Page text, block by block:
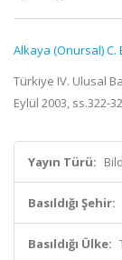
Alkaya (Onursal) C.
Türkiye IV. Ulusal
Eylül 2003, ss.322-
Yayın Türü:
Basıldığı Şehir:
Basıldığı Ülke: